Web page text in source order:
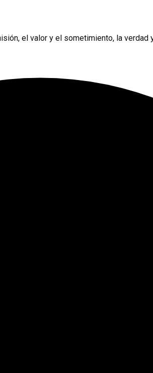
el valor y el sometimiento, la verdad